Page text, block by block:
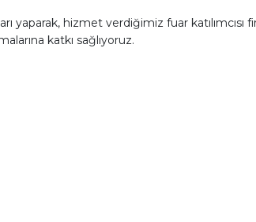
hizmet verdiğimiz fuar katılımcısı
katkı sağlıyoruz.